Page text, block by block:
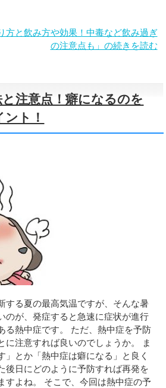
方と飲み方や効果！中毒など飲み過ぎ
の注意点も」の続きを読む
注意点！癖になるのを
ト！
する夏の最高気温ですが、そんな暑
のが、発症すると急速に症状が進行
る熱中症です。 ただ、熱中症を予防
に注意すれば良いのでしょうか。 ま
」とか「熱中症は癖になる」と良く
後日にどのように予防すれば再発を
すよね。 そこで、今回は熱中症の予